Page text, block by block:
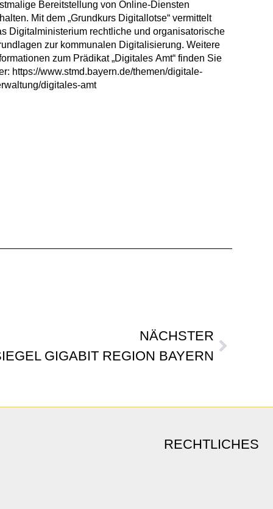
digitales-amt
NÄCHSTER
GIGABIT REGION BAYERN
RECHTLICHES